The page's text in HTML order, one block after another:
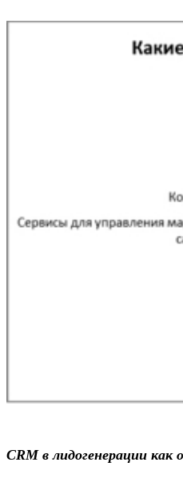
CRM в лидогенерации как